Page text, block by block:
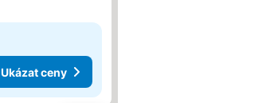
Ukázat ceny